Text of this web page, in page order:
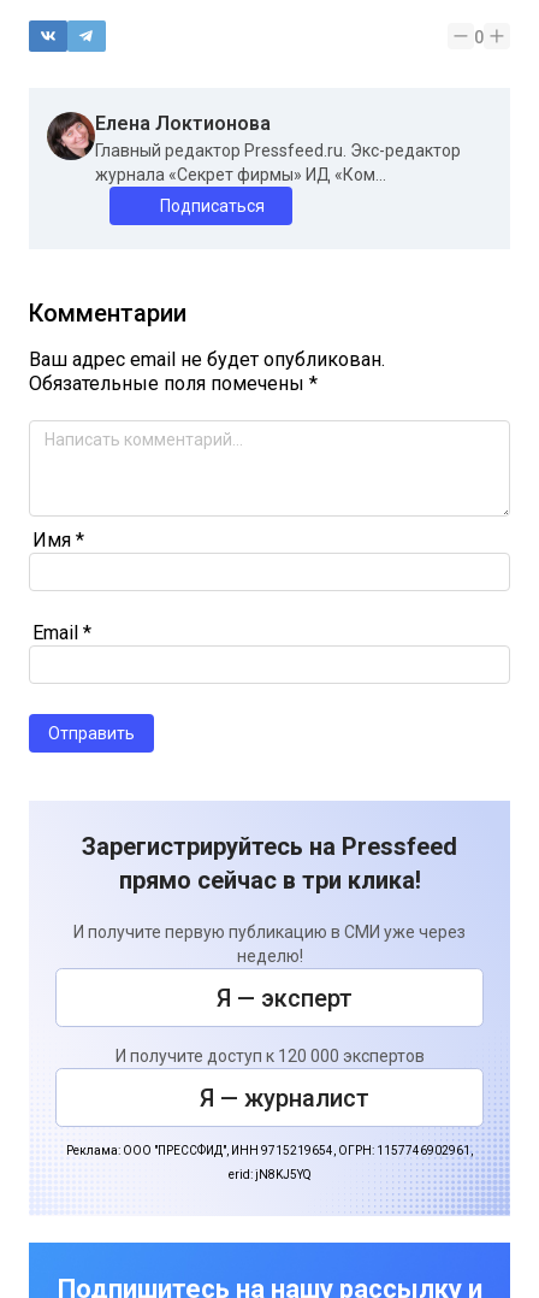
0
Елена Локтионова
Главный редактор Pressfeed.ru. Экс-редактор
журнала «Секрет фирмы» ИД «Ком...
Подписаться
Комментарии
Ваш адрес email не будет опубликован.
Обязательные поля помечены *
Имя *
Email *
Зарегистрируйтесь на Pressfeed
прямо сейчас в три клика!
И получите первую публикацию в СМИ уже через
неделю!
Я — эксперт
И получите доступ к 120 000 экспертов
Я — журналист
Реклама: ООО "ПРЕССФИД", ИНН 9715219654, ОГРН: 1157746902961,
erid: jN8KJ5YQ
Подпишитесь на нашу рассылку и